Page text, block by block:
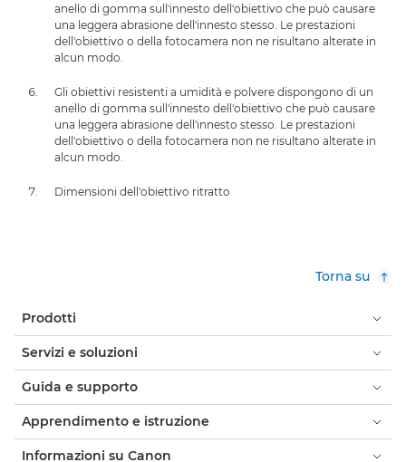
anello di gomma sull'innesto dell'obiettivo che può causare
una leggera abrasione dell'innesto stesso. Le prestazioni
dell'obiettivo o della fotocamera non ne risultano alterate in
alcun modo.
Gli obiettivi resistenti a umidità e polvere dispongono di un
anello di gomma sull'innesto dell'obiettivo che può causare
una leggera abrasione dell'innesto stesso. Le prestazioni
dell'obiettivo o della fotocamera non ne risultano alterate in
alcun modo.
Dimensioni dell'obiettivo ritratto
Torna su
Prodotti
Servizi e soluzioni
Guida e supporto
Apprendimento e istruzione
Informazioni su Canon